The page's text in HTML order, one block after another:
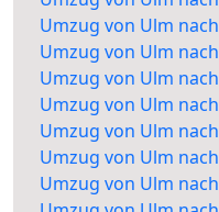
Umzug von Ulm
Umzug von Ulm
Umzug von Ulm
Umzug von Ulm
Umzug von Ulm
Umzug von Ulm
Umzug von Ulm